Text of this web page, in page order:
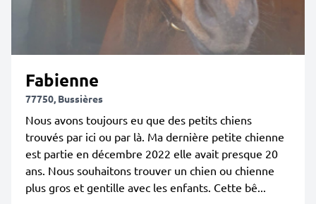
Fabienne
77750, Bussières
Nous avons toujours eu que des petits chiens
trouvés par ici ou par là. Ma dernière petite chienne
est partie en décembre 2022 elle avait presque 20
ans. Nous souhaitons trouver un chien ou chienne
plus gros et gentille avec les enfants. Cette bê...